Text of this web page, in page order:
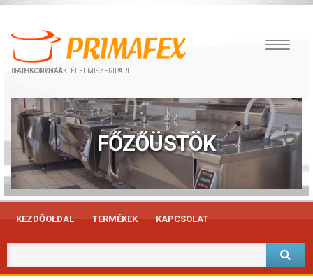
IPARI KONYHÁK – ÉLELMISZERIPARI TECHNOLÓGIÁK
FŐZŐÜSTÖK
KEZDŐOLDAL TERMÉKEK KAPCSOLAT